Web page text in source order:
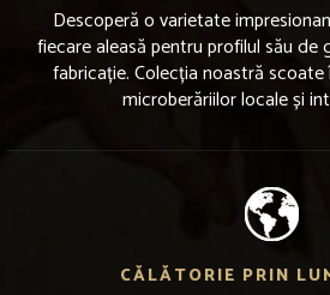
Descoperă o varietate
fiecare aleasă pentru profilul său
fabricație. Colecția noastră
microberăriilor locale și
CĂLĂTORIE PRIN